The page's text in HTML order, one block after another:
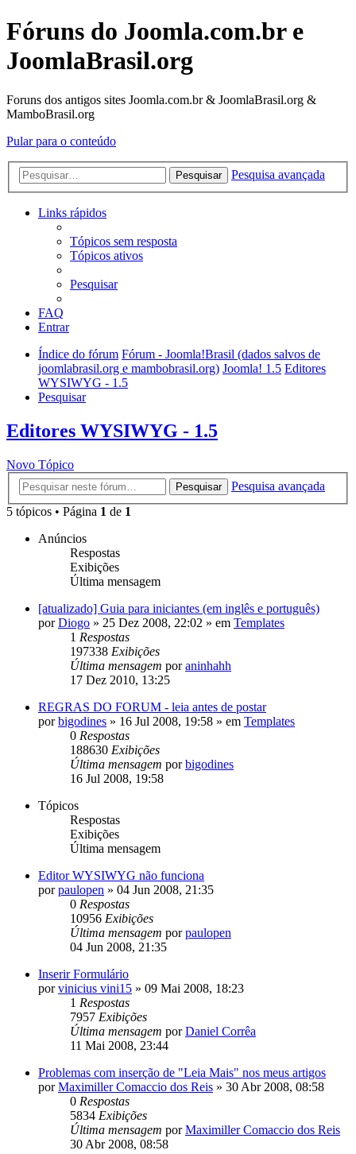
Fóruns do Joomla.com.br e
JoomlaBrasil.org
Foruns dos antigos sites Joomla.com.br & JoomlaBrasil.org &
MamboBrasil.org
Pular para o conteúdo
Pesquisar Pesquisa avançada
Links rápidos
Tópicos sem resposta
Tópicos ativos
Pesquisar
FAQ
Entrar
Índice do fórum Fórum - Joomla!Brasil (dados salvos de
joomlabrasil.org e mambobrasil.org) Joomla! 1.5 Editores
WYSIWYG - 1.5
Pesquisar
Editores WYSIWYG - 1.5
Novo Tópico
Pesquisar
Pesquisa avançada
5 tópicos • Página 1 de 1
Anúncios
Respostas
Exibições
Última mensagem
[atualizado] Guia para iniciantes (em inglês e português)
porDiogo » 25 Dez 2008, 22:02 » em Templates
1 Respostas
197338 Exibições
Última mensagem poraninhahh
17 Dez 2010, 13:25
REGRAS DO FORUM - leia antes de postar
porbigodines » 16 Jul 2008, 19:58 » em Templates
0 Respostas
188630 Exibições
Última mensagem porbigodines
16 Jul 2008, 19:58
Tópicos
Respostas
Exibições
Última mensagem
Editor WYSIWYG não funciona
porpaulopen » 04 Jun 2008, 21:35
0 Respostas
10956 Exibições
Última mensagem porpaulopen
04 Jun 2008, 21:35
Inserir Formulário
porvinicius vini15 » 09 Mai 2008, 18:23
1 Respostas
7957 Exibições
Última mensagem porDaniel Corrêa
11 Mai 2008, 23:44
Problemas com inserção de "Leia Mais" nos meus artigos
porMaximiller Comaccio dos Reis » 30 Abr 2008, 08:58
0 Respostas
5834 Exibições
Última mensagem porMaximiller Comaccio dos Reis
30 Abr 2008, 08:58